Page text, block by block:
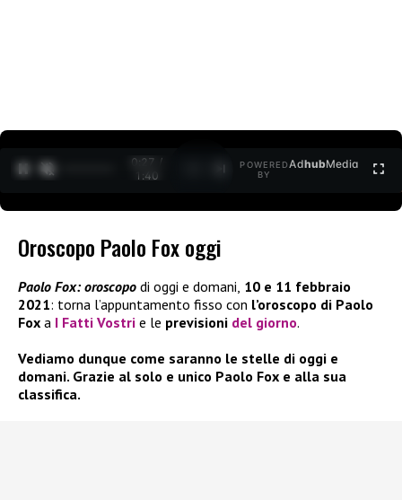
0:27 /
1:40
POWERED
BY
AdhubMedia
Oroscopo Paolo Fox oggi
Paolo Fox: oroscopo di oggi e domani, 10 e 11 febbraio
2021: torna l’appuntamento fisso con l’oroscopo di Paolo
Fox a I Fatti Vostri e le previsioni del giorno.
Vediamo dunque come saranno le stelle di oggi e
domani. Grazie al solo e unico Paolo Fox e alla sua
classifica.